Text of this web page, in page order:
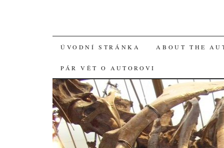
SKIP
TO
CONTENT
ÚVODNÍ STRÁNKA ABOUT THE
PÁR VĚT O AUTOROVI